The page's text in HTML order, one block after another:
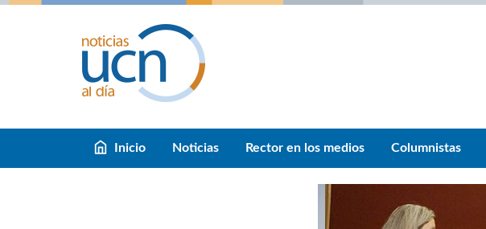
Inicio Noticias Rector en los medios Columnistas